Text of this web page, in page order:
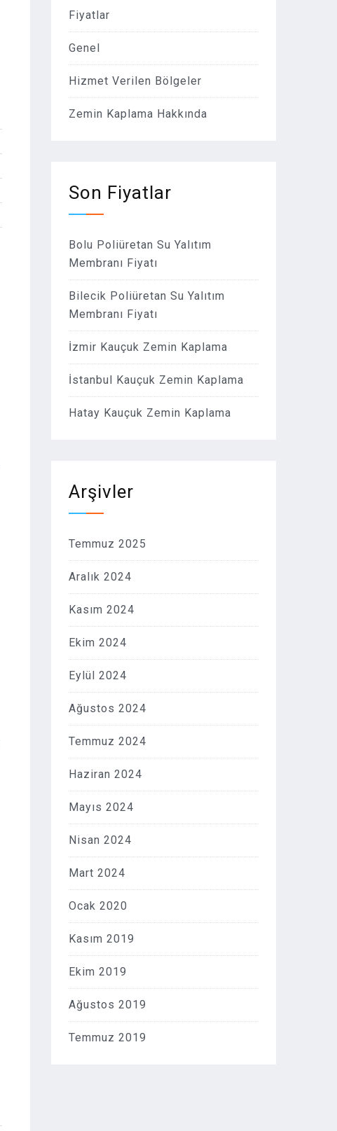
Fiyatlar
Genel
Hizmet Verilen Bölgeler
Zemin Kaplama Hakkında
Son Fiyatlar
Bolu Poliüretan Su Yalıtım
Membranı Fiyatı
Bilecik Poliüretan Su Yalıtım
Membranı Fiyatı
İzmir Kauçuk Zemin Kaplama
İstanbul Kauçuk Zemin Kaplama
Hatay Kauçuk Zemin Kaplama
Arşivler
Temmuz 2025
Aralık 2024
Kasım 2024
Ekim 2024
Eylül 2024
Ağustos 2024
Temmuz 2024
Haziran 2024
Mayıs 2024
Nisan 2024
Mart 2024
Ocak 2020
Kasım 2019
Ekim 2019
Ağustos 2019
Temmuz 2019